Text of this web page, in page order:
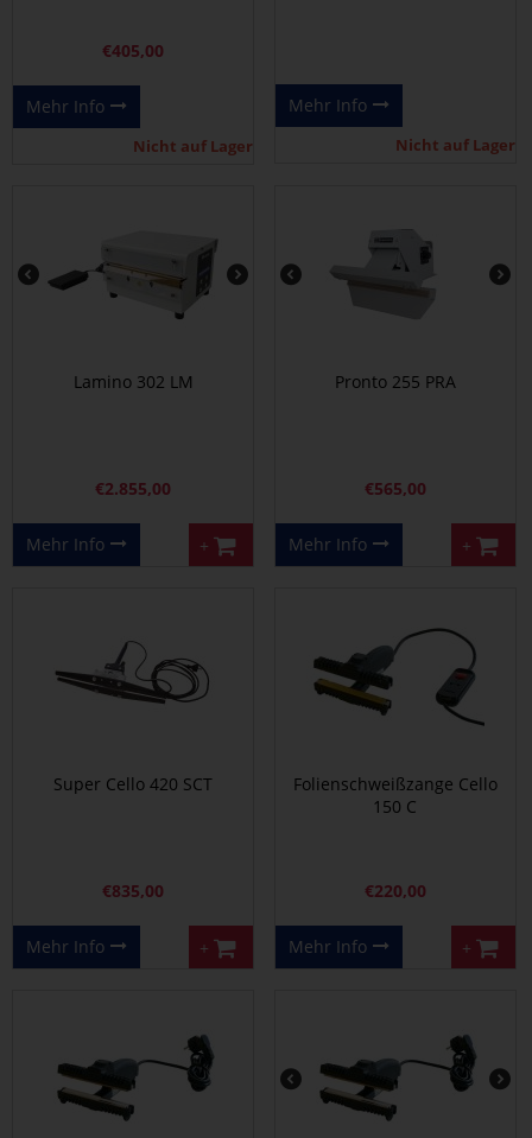
€405,00
Mehr Info
Nicht auf Lager
Mehr Info
Nicht auf Lager
Lamino 302 LM
€2.855,00
Mehr Info +
Pronto 255 PRA
€565,00
Mehr Info +
Super Cello 420 SCT
€835,00
Mehr Info +
Folienschweißzange Cello
150 C
€220,00
Mehr Info +